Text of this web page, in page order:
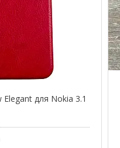
для Nokia 3.1